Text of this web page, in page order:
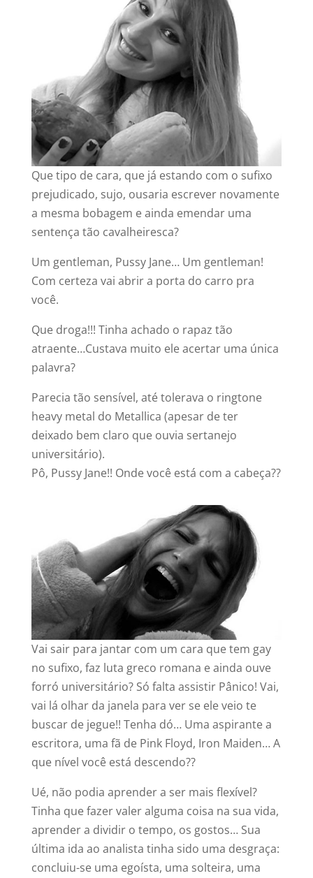
Que tipo de cara, que já estando com o sufixo
prejudicado, sujo, ousaria escrever novamente
a mesma bobagem e ainda emendar uma
sentença tão cavalheiresca?
Um gentleman, Pussy Jane… Um gentleman!
Com certeza vai abrir a porta do carro pra
você.
Que droga!!! Tinha achado o rapaz tão
atraente…Custava muito ele acertar uma única
palavra?
Parecia tão sensível, até tolerava o ringtone
heavy metal do Metallica (apesar de ter
deixado bem claro que ouvia sertanejo
universitário).
Pô, Pussy Jane!! Onde você está com a cabeça??
Vai sair para jantar com um cara que tem gay
no sufixo, faz luta greco romana e ainda ouve
forró universitário? Só falta assistir Pânico! Vai,
vai lá olhar da janela para ver se ele veio te
buscar de jegue!! Tenha dó… Uma aspirante a
escritora, uma fã de Pink Floyd, Iron Maiden… A
que nível você está descendo??
Ué, não podia aprender a ser mais flexível?
Tinha que fazer valer alguma coisa na sua vida,
aprender a dividir o tempo, os gostos… Sua
última ida ao analista tinha sido uma desgraça:
concluiu-se uma egoísta, uma solteira, uma